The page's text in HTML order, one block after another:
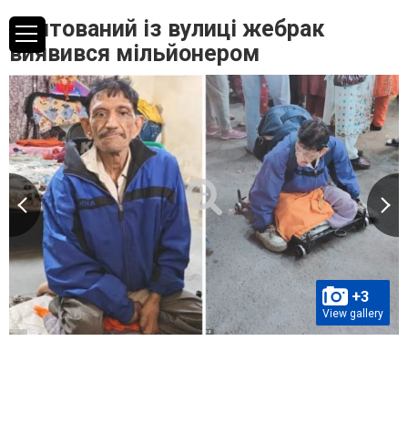
Врятований із вулиці жебрак
виявився мільйонером
+3
View gallery